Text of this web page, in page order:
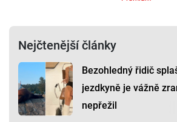
Nejčtenější články
Bezohledný řidič
jezdkyně je vážně
nepřežil